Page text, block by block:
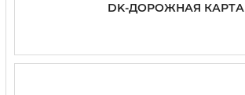
DK-ДОРОЖНАЯ КАРТА